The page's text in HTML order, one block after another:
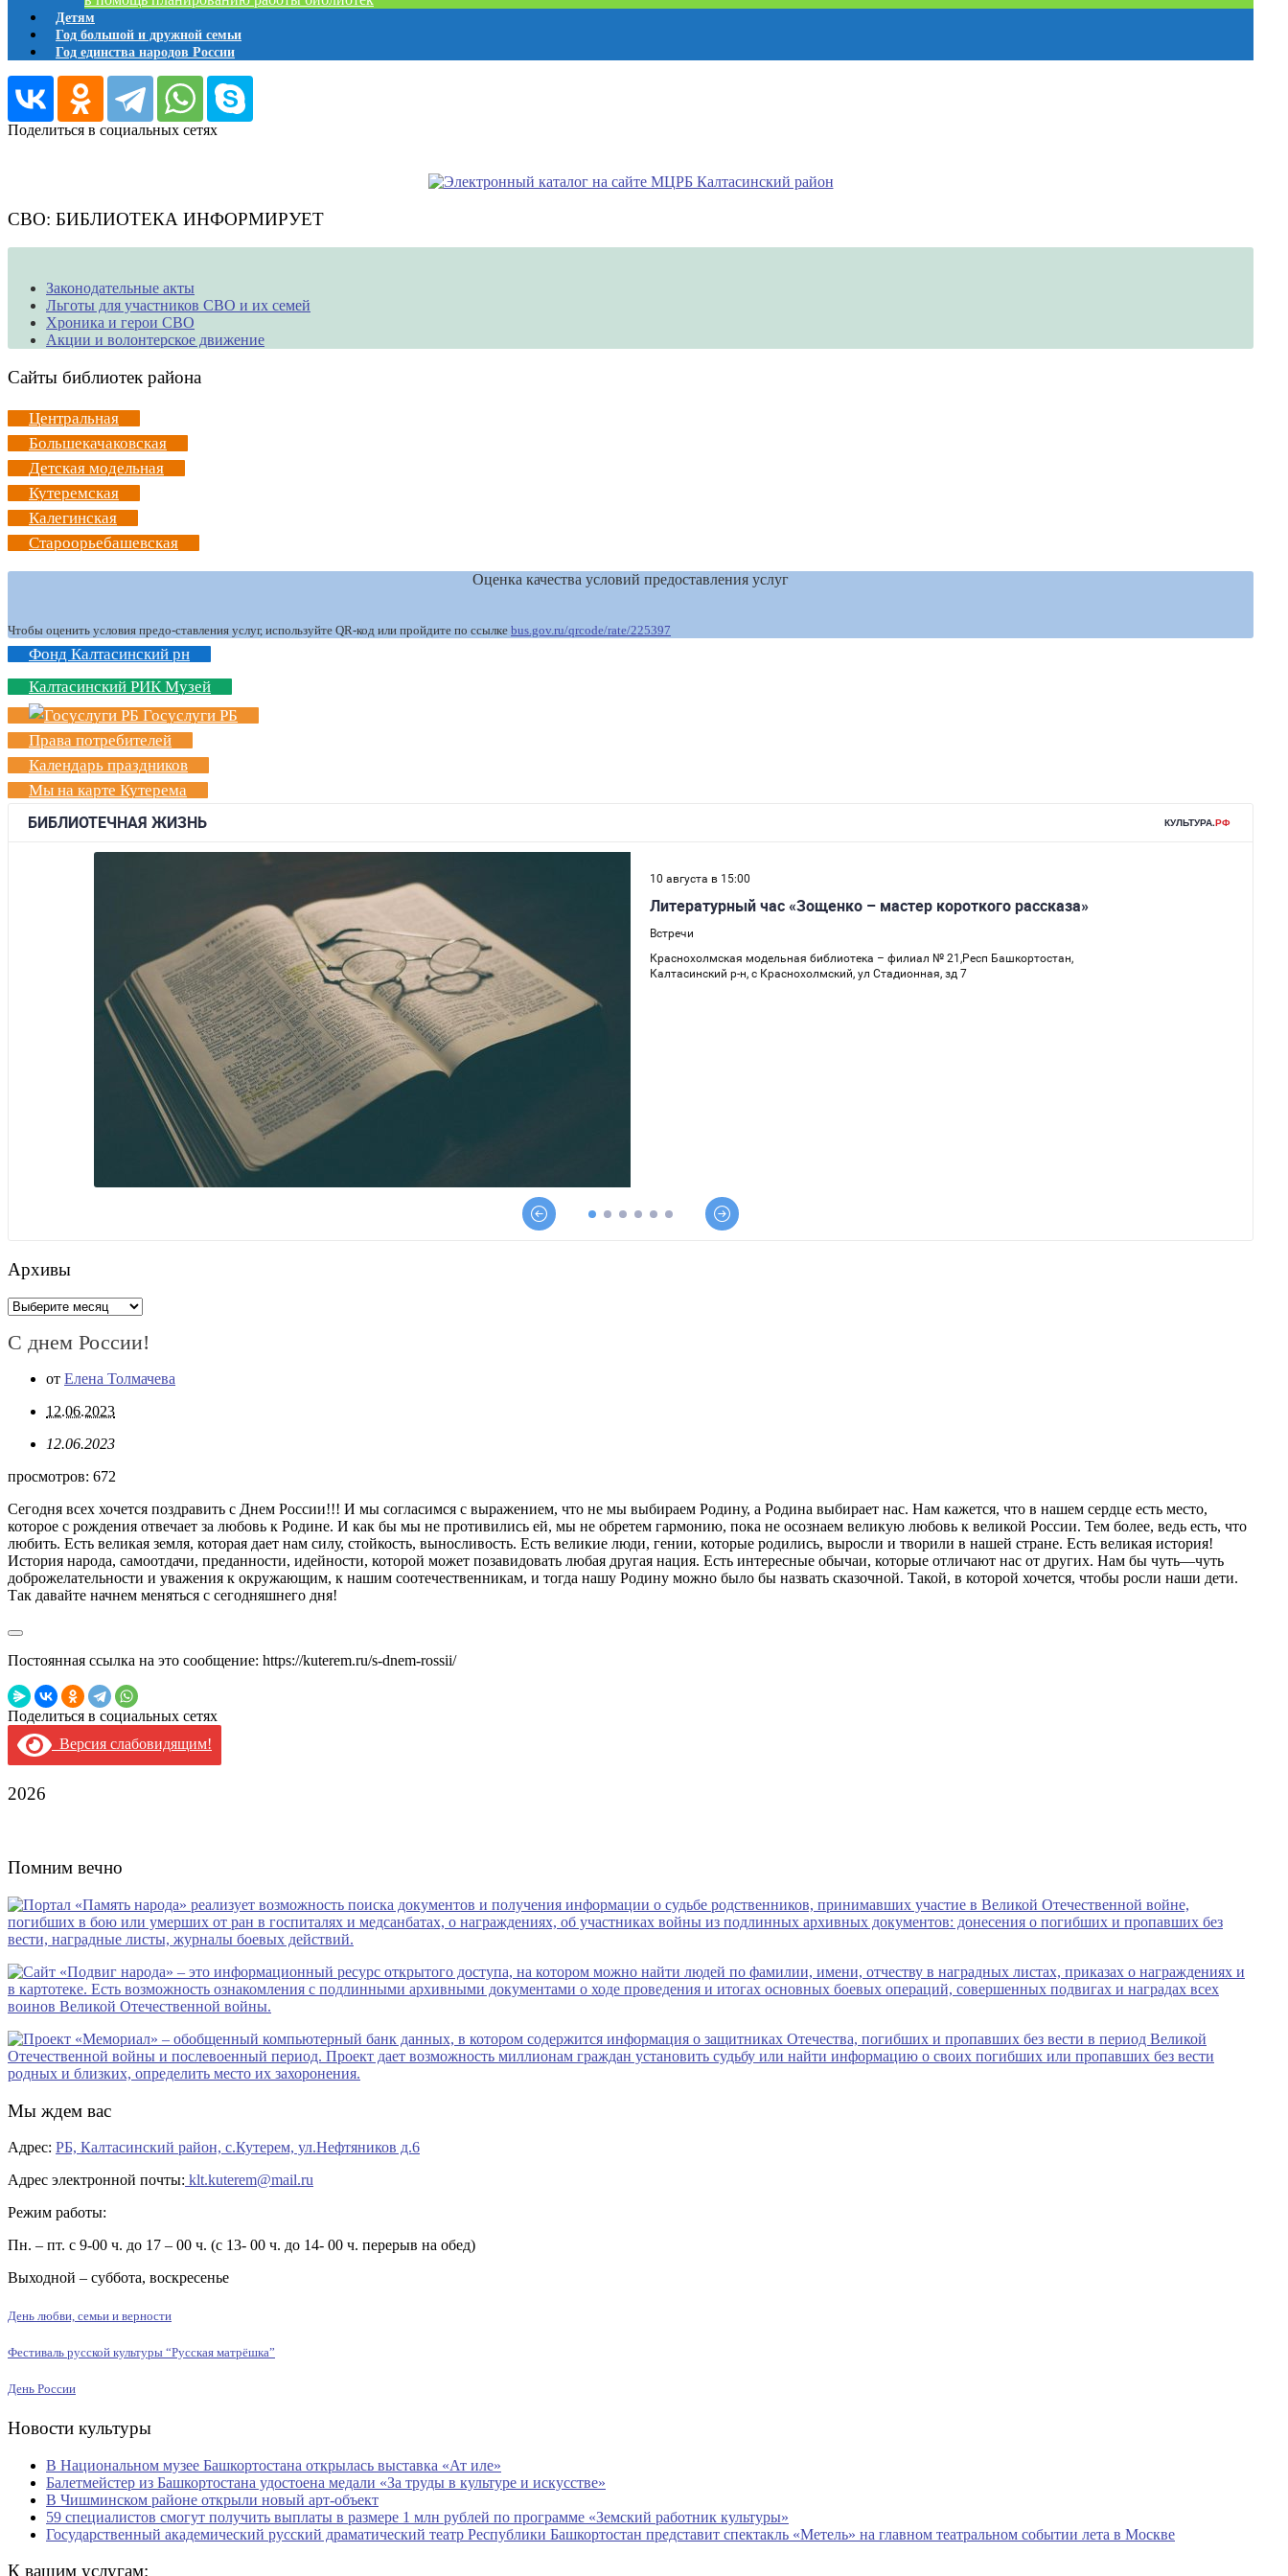
Детям
Год большой и дружной семьи
Год единства народов России
Поделиться в социальных сетях
СВО: БИБЛИОТЕКА ИНФОРМИРУЕТ
Законодательные акты
Льготы для участников СВО и их семей
Хроника и герои СВО
Акции и волонтерское движение
Сайты библиотек района
Центральная
Большекачаковская
Детская модельная
Кутеремская
Калегинская
Староорьебашевская
Оценка качества условий предоставления услуг
Чтобы оценить условия предо-ставления услуг, используйте QR-код или пройдите по ссылке bus.gov.ru/qrcode/rate/225397
Фонд Калтасинский рн
Калтасинский РИК Музей
Госуслуги РБ
Права потребителей
Календарь праздников
Мы на карте Кутерема
Архивы
Архивы
С днем России!
от Елена Толмачева
12.06.2023
12.06.2023
просмотров: 672
Сегодня всех хочется поздравить с Днем России!!! И мы согласимся с выражением, что не мы выбираем Родину, а Родина выбирает нас. Нам кажется, что в нашем сердце есть место,
которое с рождения отвечает за любовь к Родине. И как бы мы не противились ей, мы не обретем гармонию, пока не осознаем великую любовь к великой России. Тем более, ведь есть, что
любить. Есть великая земля, которая дает нам силу, стойкость, выносливость. Есть великие люди, гении, которые родились, выросли и творили в нашей стране. Есть великая история!
История народа, самоотдачи, преданности, идейности, которой может позавидовать любая другая нация. Есть интересные обычаи, которые отличают нас от других. Нам бы чуть—чуть
доброжелательности и уважения к окружающим, к нашим соотечественникам, и тогда нашу Родину можно было бы назвать сказочной. Такой, в которой хочется, чтобы росли наши дети.
Так давайте начнем меняться с сегодняшнего дня!
Постоянная ссылка на это сообщение: https://kuterem.ru/s-dnem-rossii/
Поделиться в социальных сетях
Версия слабовидящим!
2026
Помним вечно
Мы ждем вас
Адрес: РБ, Калтасинский район, с.Кутерем, ул.Нефтяников д.6
Адрес электронной почты: klt.kuterem@mail.ru
Режим работы:
Пн. – пт. с 9-00 ч. до 17 – 00 ч. (с 13- 00 ч. до 14- 00 ч. перерыв на обед)
Выходной – суббота, воскресенье
День любви, семьи и верности
Фестиваль русской культуры “Русская матрёшка”
День России
Новости культуры
В Национальном музее Башкортостана открылась выставка «Ат иле»
Балетмейстер из Башкортостана удостоена медали «За труды в культуре и искусстве»
В Чишминском районе открыли новый арт-объект
59 специалистов смогут получить выплаты в размере 1 млн рублей по программе «Земский работник культуры»
Государственный академический русский драматический театр Республики Башкортостан представит спектакль «Метель» на главном театральном событии лета в Москве
К вашим услугам: